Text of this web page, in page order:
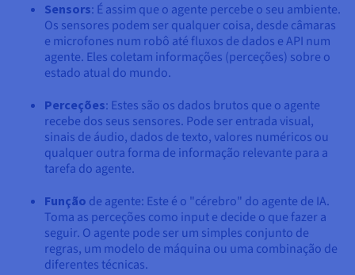
Sensors: É assim que o agente percebe o seu ambiente.
Os sensores podem ser qualquer coisa, desde câmaras
e microfones num robô até fluxos de dados e API num
agente. Eles coletam informações (perceções) sobre o
estado atual do mundo.
Perceções: Estes são os dados brutos que o agente
recebe dos seus sensores. Pode ser entrada visual,
sinais de áudio, dados de texto, valores numéricos ou
qualquer outra forma de informação relevante para a
tarefa do agente.
Função de agente: Este é o "cérebro" do agente de IA.
Toma as perceções como input e decide o que fazer a
seguir. O agente pode ser um simples conjunto de
regras, um modelo de máquina ou uma combinação de
diferentes técnicas.